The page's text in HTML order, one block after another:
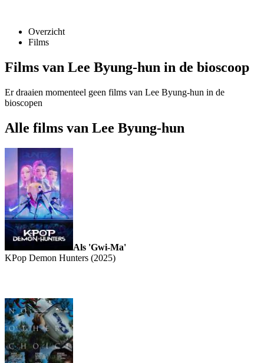
Overzicht
Films
Films van Lee Byung-hun in de bioscoop
Er draaien momenteel geen films van Lee Byung-hun in de
bioscopen
Alle films van Lee Byung-hun
Als 'Gwi-Ma'
KPop Demon Hunters (2025)